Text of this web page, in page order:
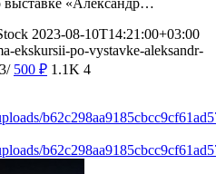
выставке «Александр…
2023-08-10T14:21:00+03:00
ekskursii-po-vystavke-aleksandr-
500 ₽ 1.1K 4